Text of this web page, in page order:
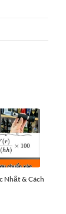
Nhất & Cách